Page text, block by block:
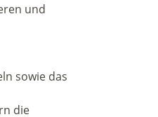
und
sowie das
die